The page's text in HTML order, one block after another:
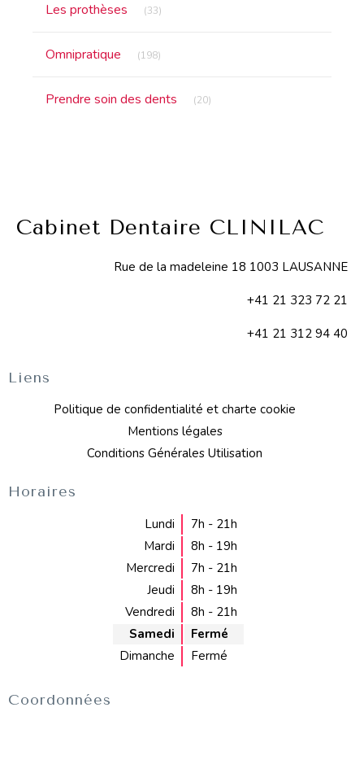
Les prothèses (33)
Omnipratique (198)
Prendre soin des dents (20)
Cabinet Dentaire CLINILAC
Rue de la madeleine 18 1003 LAUSANNE
+41 21 323 72 21
+41 21 312 94 40
Liens
Politique de confidentialité et charte cookie
Mentions légales
Conditions Générales Utilisation
Horaires
Lundi
7h - 21h
Mardi
8h - 19h
Mercredi
7h - 21h
Jeudi
8h - 19h
Vendredi
8h - 21h
Samedi
Fermé
Dimanche
Fermé
Coordonnées